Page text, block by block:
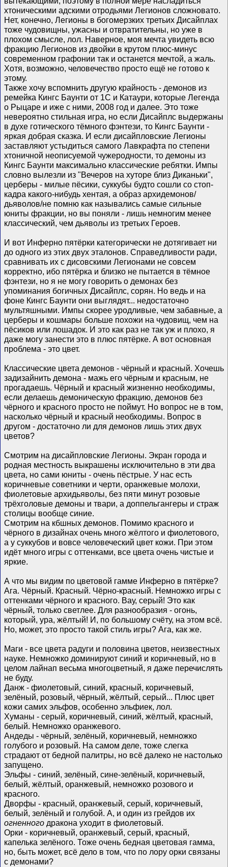
хтоническими адскими отродьями Легионов сложновато.
Нет, конечно, Легионы в богомерзких третьих Дисайплах
тоже чудовищны, ужасны и отвратительны, но уже в
плохом смысле, лол. Наверное, моя мечта увидеть всю
фракцию Легионов из двойки в крутом плюс-минус
современном графонии так и останется мечтой, а жаль.
Хотя, возможно, человечество просто ещё не готово к
этому.
Также хочу вспомнить другую крайность - демонов из
ремейка Кингс Баунти от 1С и Катаури, которые Легенда
о Рыцаре и иже с ними, 2008 год и далее. Это тоже
невероятно стильная игра, но если Дисайплс выдержаны
в духе готического тёмного фэнтези, то Кингс Баунти -
яркая добрая сказка. И если дисайпловские Легионы
заставляют устыдиться самого Лавкрафта по степени
хтоничной неописуемой чужеродности, то демоны из
Кингс Баунти максимально классические ребятки. Импы
словно вылезли из "Вечеров на хуторе близ Диканьки",
церберы - милые пёсики, суккубы будто сошли со стоп-
кадра какого-нибудь хентая, а образ архидемонов/
дьяволов/не помню как назывались самые сильные
юниты фракции, но вы поняли - лишь немногим менее
классический, чем дьяволы из третьих Героев.
И вот Инферно пятёрки категорически не дотягивает ни
до одного из этих двух эталонов. Справедливости ради,
сравнивать их с дисовскими Легионами не совсем
корректно, ибо пятёрка и близко не пытается в тёмное
фэнтези, но я не могу говорить о демонах без
упоминания богичных Дисайплс, сорян. Но ведь и на
фоне Кингс Баунти они выглядят... недостаточно
мультяшными. Импы скорее уродливые, чем забавные, а
церберы и кошмары больше похожи на чудовищ, чем на
пёсиков или лошадок. И это как раз не так уж и плохо, я
даже могу занести это в плюс пятёрке. А вот основная
проблема - это цвет.
Классические цвета демонов - чёрный и красный. Хочешь
задизайнить демона - мажь его чёрным и красным, не
прогадаешь. Чёрный и красный жизненно необходимы,
если делаешь демоническую фракцию, демонов без
чёрного и красного просто не поймут. Но вопрос не в том,
насколько чёрный и красный необходимы. Вопрос в
другом - достаточно ли для демонов лишь этих двух
цветов?
Смотрим на дисайпловские Легионы. Экран города и
родная местность выкрашены исключительно в эти два
цвета, но сами юниты - очень пёстрые. У нас есть
коричневые советники и черти, оранжевые молохи,
фиолетовые архидьяволы, без пяти минут розовые
трёхголовые демоны и твари, а доппельгангеры и страж
столицы вообще синие.
Смотрим на кбшных демонов. Помимо красного и
чёрного в дизайнах очень много жёлтого и фиолетового,
а у суккубов и вовсе человеческий цвет кожи. При этом
идёт много игры с оттенками, все цвета очень чистые и
яркие.
А что мы видим по цветовой гамме Инферно в пятёрке?
Ага. Чёрный. Красный. Чёрно-красный. Немножко игры с
оттенками чёрного и красного. Вау, серый! Это как
чёрный, только светлее. Для разнообразия - огонь,
который, ура, жёлтый! И, по большому счёту, на этом всё.
Но, может, это просто такой стиль игры? Ага, как же.
Маги - все цвета радуги и половина цветов, неизвестных
науке. Немножко доминируют синий и коричневый, но в
целом лайнап весьма многоцветный, я даже перечислять
не буду.
Данж - фиолетовый, синий, красный, коричневый,
зелёный, розовый, чёрный, жёлтый, серый... Плюс цвет
кожи самих эльфов, особенно эльфиек, лол.
Хуманы - серый, коричневый, синий, жёлтый, красный,
белый. Немножко оранжевого.
Андеды - чёрный, зелёный, коричневый, немножко
голубого и розовый. На самом деле, тоже слегка
страдают от бедной палитры, но всё далеко не настолько
запущено.
Эльфы - синий, зелёный, сине-зелёный, коричневый,
белый, жёлтый, оранжевый, немножко розового и
красного.
Дворфы - красный, оранжевый, серый, коричневый,
белый, зелёный и голубой. А, и один из грейдов их
огненного дракона уходит в фиолетовый.
Орки - коричневый, оранжевый, серый, красный,
капелька зелёного. Тоже очень бедная цветовая гамма,
но, быть может, всё дело в том, что по лору орки связаны
с демонами?